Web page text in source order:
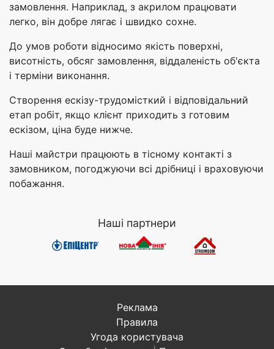
замовлення. Наприклад, з акрилом працювати
легко, він добре лягає і швидко сохне.
До умов роботи відносимо якість поверхні,
висотність, обсяг замовлення, віддаленість об'єкта
і терміни виконання.
Створення ескізу-трудомісткий і відповідальний
етап робіт, якщо клієнт приходить з готовим
ескізом, ціна буде нижче.
Наші майстри працюють в тісному контакті з
замовником, погоджуючи всі дрібниці і враховуючи
побажання.
Наші партнери
Реклама
Правила
Угода користувача